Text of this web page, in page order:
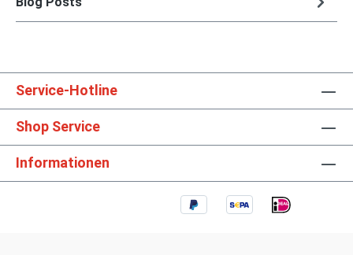
Service-Hotline
Shop Service
Informationen